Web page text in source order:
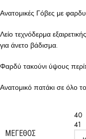
Ανατομικές Γόβες με
Λείο τεχνόδερμα
για άνετο βάδισμα.
Φαρδύ τακούνι ύψους
Ανατομικό πατάκι σε όλο
ΜΈΓΕΘΟΣ
40
41